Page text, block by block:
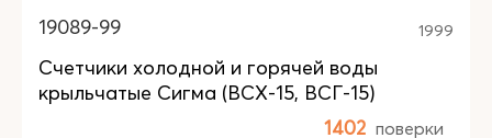
19089-99 1999
Счетчики холодной и горячей воды
крыльчатые Сигма (ВСХ-15, ВСГ-15)
1402 поверки